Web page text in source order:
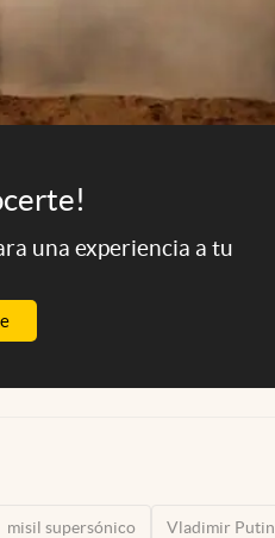
una experiencia a tu
misil supersónico Vladimir Putin